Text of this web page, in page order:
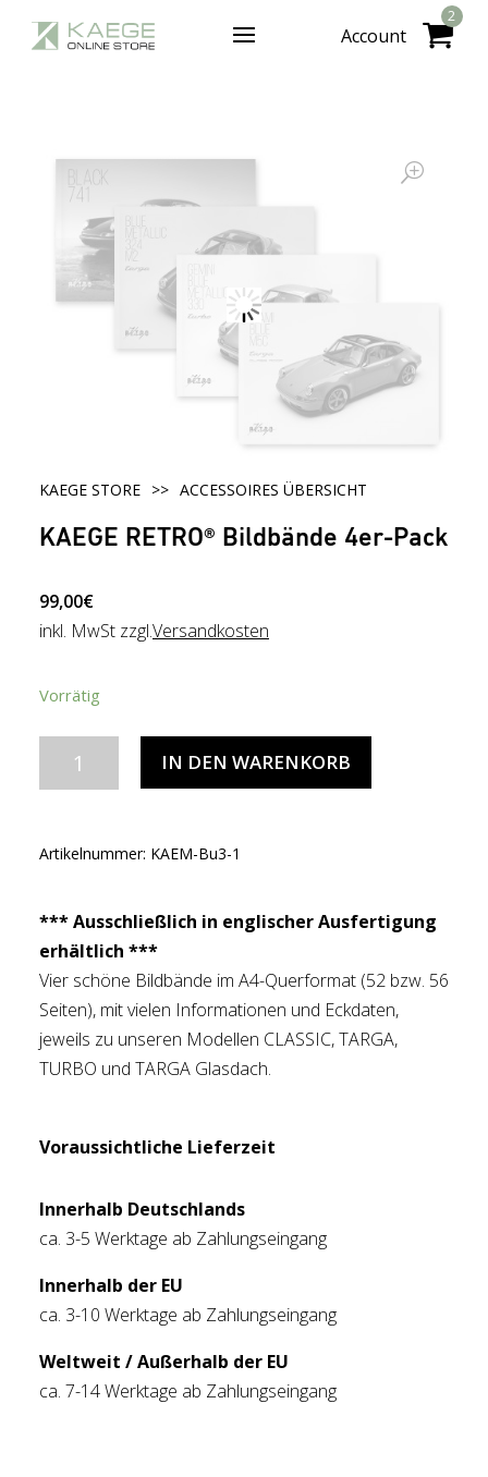
Account
2
KAEGE STORE >> ACCESSOIRES ÜBERSICHT
KAEGE RETRO® Bildbände 4er-Pack
99,00€
inkl. MwSt zzgl.Versandkosten
Vorrätig
IN DEN WARENKORB
Artikelnummer: KAEM-Bu3-1
*** Ausschließlich in englischer Ausfertigung
erhältlich ***
Vier schöne Bildbände im A4-Querformat (52 bzw. 56
Seiten), mit vielen Informationen und Eckdaten,
jeweils zu unseren Modellen CLASSIC, TARGA,
TURBO und TARGA Glasdach.
Voraussichtliche Lieferzeit
Innerhalb Deutschlands
ca. 3-5 Werktage ab Zahlungseingang
Innerhalb der EU
ca. 3-10 Werktage ab Zahlungseingang
Weltweit / Außerhalb der EU
ca. 7-14 Werktage ab Zahlungseingang